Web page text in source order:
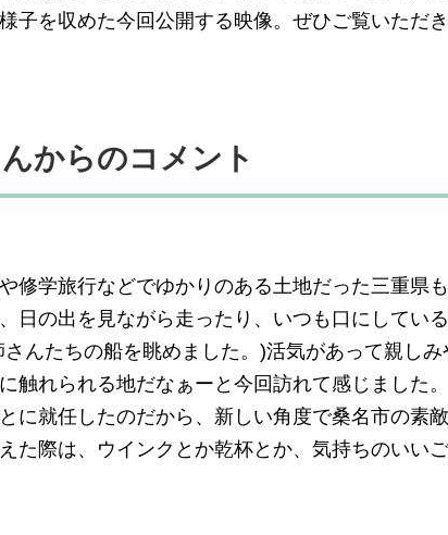
子を収めた今回公開する映像。ぜひご覧いただ
からのコメント
修学旅行などでゆかりのある土地だった三重県
日の出を見ながら走ったり、いつも口にしてい
んたちの船を眺めました。)活気があって親し
触れられる地だなぁーと今回訪れて感じました。
に就任したのだから、新しい角度で桑名市の素
た際は、ウインクとか乾杯とか、気持ちのいい